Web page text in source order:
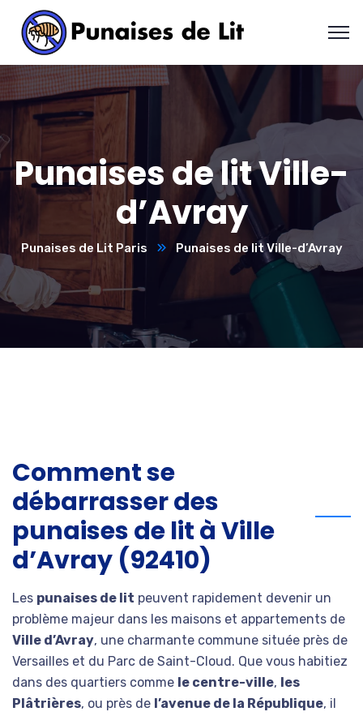
Punaises de lit Ville-
d’Avray
Punaises de Lit Paris Punaises de lit Ville-d’Avray
Comment se
débarrasser des
punaises de lit à Ville
d’Avray (92410)
Les punaises de lit peuvent rapidement devenir un
problème majeur dans les maisons et appartements de
Ville d’Avray, une charmante commune située près de
Versailles et du Parc de Saint-Cloud. Que vous habitiez
dans des quartiers comme le centre-ville, les
Plâtrières, ou près de l’avenue de la République, il